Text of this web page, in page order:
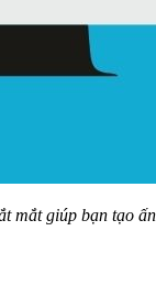
mắt giúp bạn tạo